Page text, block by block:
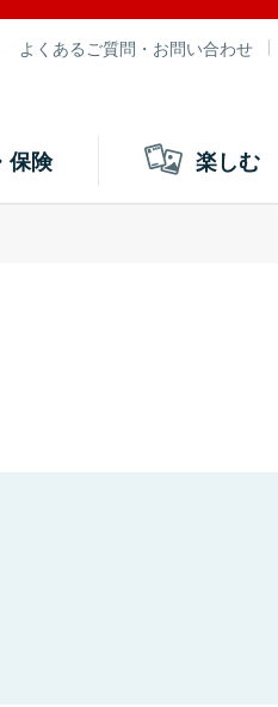
よくあるご質問・お問い合わせ
保険 楽しむ